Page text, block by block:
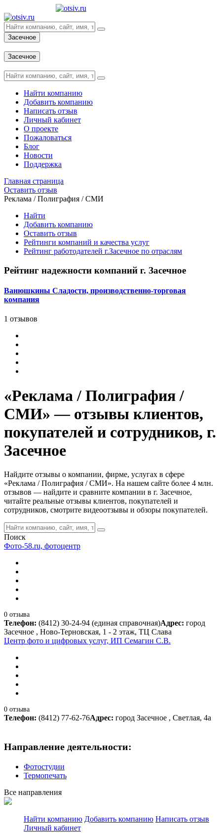
Засечное
Засечное
Найти компанию
Добавить компанию
Написать отзыв
Личный кабинет
О проекте
Пожаловаться
Блог
Новости
Поддержка
Главная страница
Оставить отзыв
Реклама / Полиграфия / СМИ
Найти
Добавить компанию
Оставить отзыв
Рейтинги компаний и качества услуг
Рейтинг работодателей г.Засечное по отраслям
Рейтинг надежности компаний г. Засечное
Ванюшкины Сладости, производственно-торговая
компания
1 отзывов
«Реклама / Полиграфия /
СМИ» — отзывы клиентов,
покупателей и сотрудников, г.
Засечное
Найдите отзывы о компании, фирме, услугах в сфере
«Реклама / Полиграфия / СМИ». На нашем сайте более 4 млн.
отзывов — найдите и сравните компании в г. Засечное,
читайте реальные отзывы клиентов, покупателей и
сотрудников, смотрите видеоотзывы и обзоры покупателей.
Поиск
Фото-58.ru, фотоцентр
0 отзыва
Телефон: (8412) 30-24-94 (единая справочная)Адрес: город
Засечное , Ново-Терновская, 1 - 2 этаж, ТЦ Слава
Центр фото и цифровых услуг, ИП Семагин С.В.
0 отзыва
Телефон: (8412) 77-62-76Адрес: город Засечное , Светлая, 4а
Направление деятельности:
Фотостудии
Термопечать
Все направления
Найти компанию Добавить компанию Написать отзыв
Личный кабинет